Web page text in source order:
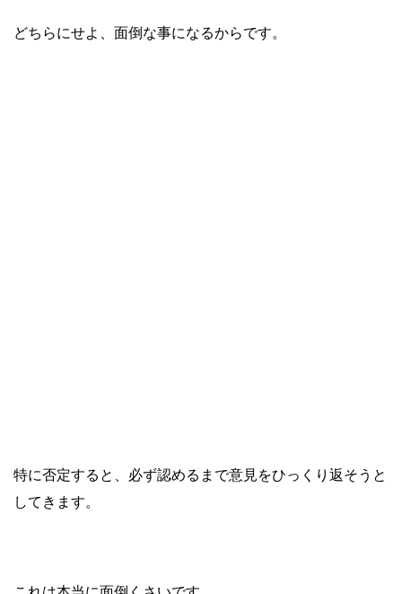
どちらにせよ、面倒な事になるからです。
特に否定すると、必ず認めるまで意見をひっくり返そうと
してきます。